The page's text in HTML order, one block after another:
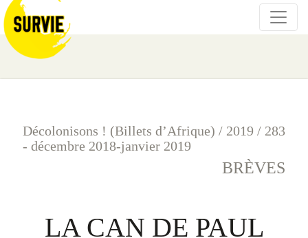
Décolonisons ! (Billets d’Afrique) / 2019 / 283
- décembre 2018-janvier 2019
BRÈVES
LA CAN DE PAUL